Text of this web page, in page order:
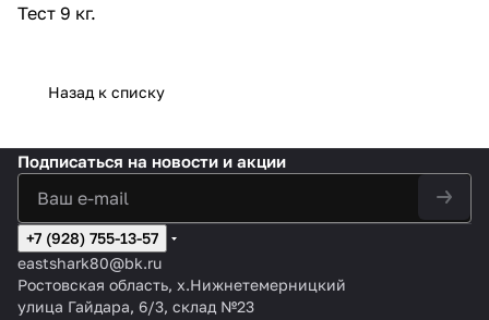
Тест 9 кг.
Назад к списку
Подписаться на новости и акции
+7 (928) 755-13-57
eastshark80@bk.ru
Ростовская область, х.Нижнетемерницкий
улица Гайдара, 6/3, склад №23